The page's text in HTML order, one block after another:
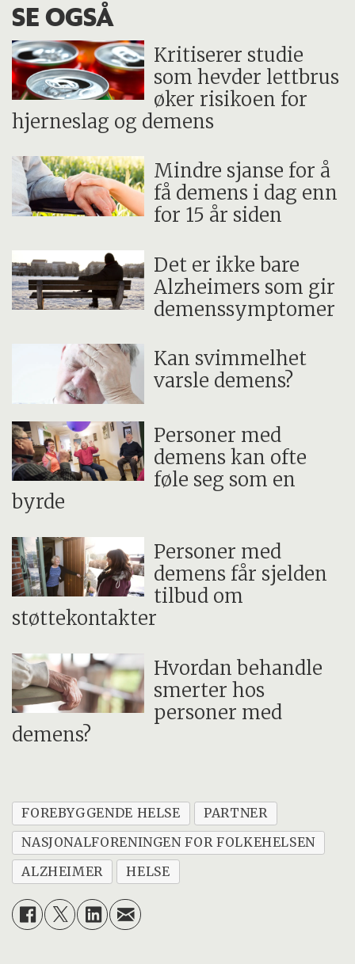
SE OGSÅ
Kritiserer studie
som hevder lettbrus
øker risikoen for
hjerneslag og demens
Mindre sjanse for å
få demens i dag enn
for 15 år siden
Det er ikke bare
Alzheimers som gir
demenssymptomer
Kan svimmelhet
varsle demens?
Personer med
demens kan ofte
føle seg som en
byrde
Personer med
demens får sjelden
tilbud om
støttekontakter
Hvordan behandle
smerter hos
personer med
demens?
FOREBYGGENDE HELSE
PARTNER
NASJONALFORENINGEN FOR FOLKEHELSEN
ALZHEIMER
HELSE